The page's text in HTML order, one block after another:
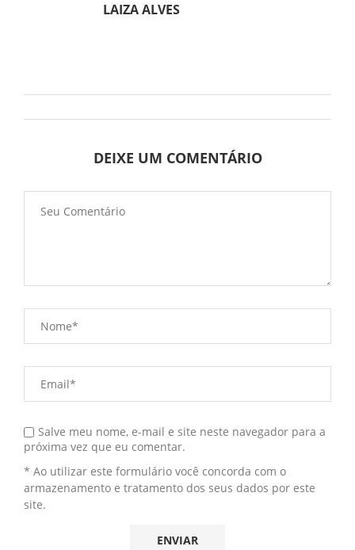
LAIZA ALVES
DEIXE UM COMENTÁRIO
Salve meu nome, e-mail e site neste navegador para a
próxima vez que eu comentar.
* Ao utilizar este formulário você concorda com o
armazenamento e tratamento dos seus dados por este
site.